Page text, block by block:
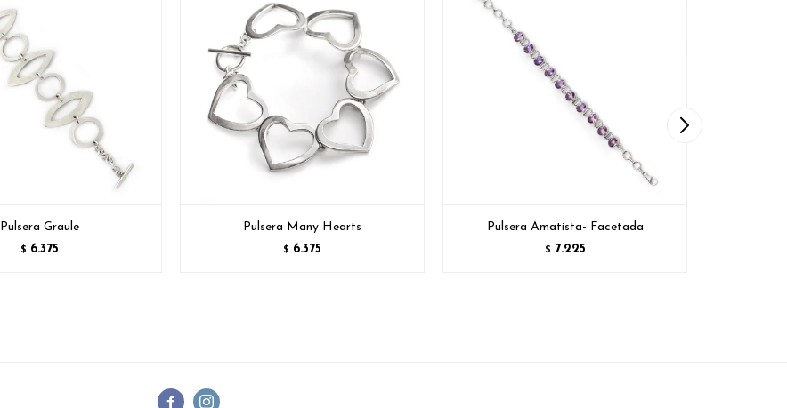
Pulsera Graule
$ 6.375
Pulsera Many Hearts
$ 6.375
Pulsera Amatista- Facetada
$ 7.225
 